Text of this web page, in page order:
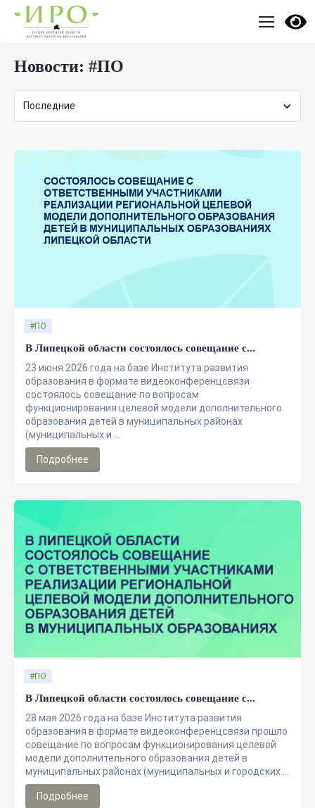
Новости: #ПО
Последние
В Липецкой области состоялось совещание с...
23 июня 2026 года на базе Института развития
образования в формате видеоконференцсвязи
состоялось совещание по вопросам
функционирования целевой модели дополнительного
образования детей в муниципальных районах
(муниципальных и ...
#ПО
Подробнее
В Липецкой области состоялось совещание с...
28 мая 2026 года на базе Института развития
образования в формате видеоконференцсвязи прошло
совещание по вопросам функционирования целевой
модели дополнительного образования детей в
муниципальных районах (муниципальных и городских ...
#ПО
Подробнее